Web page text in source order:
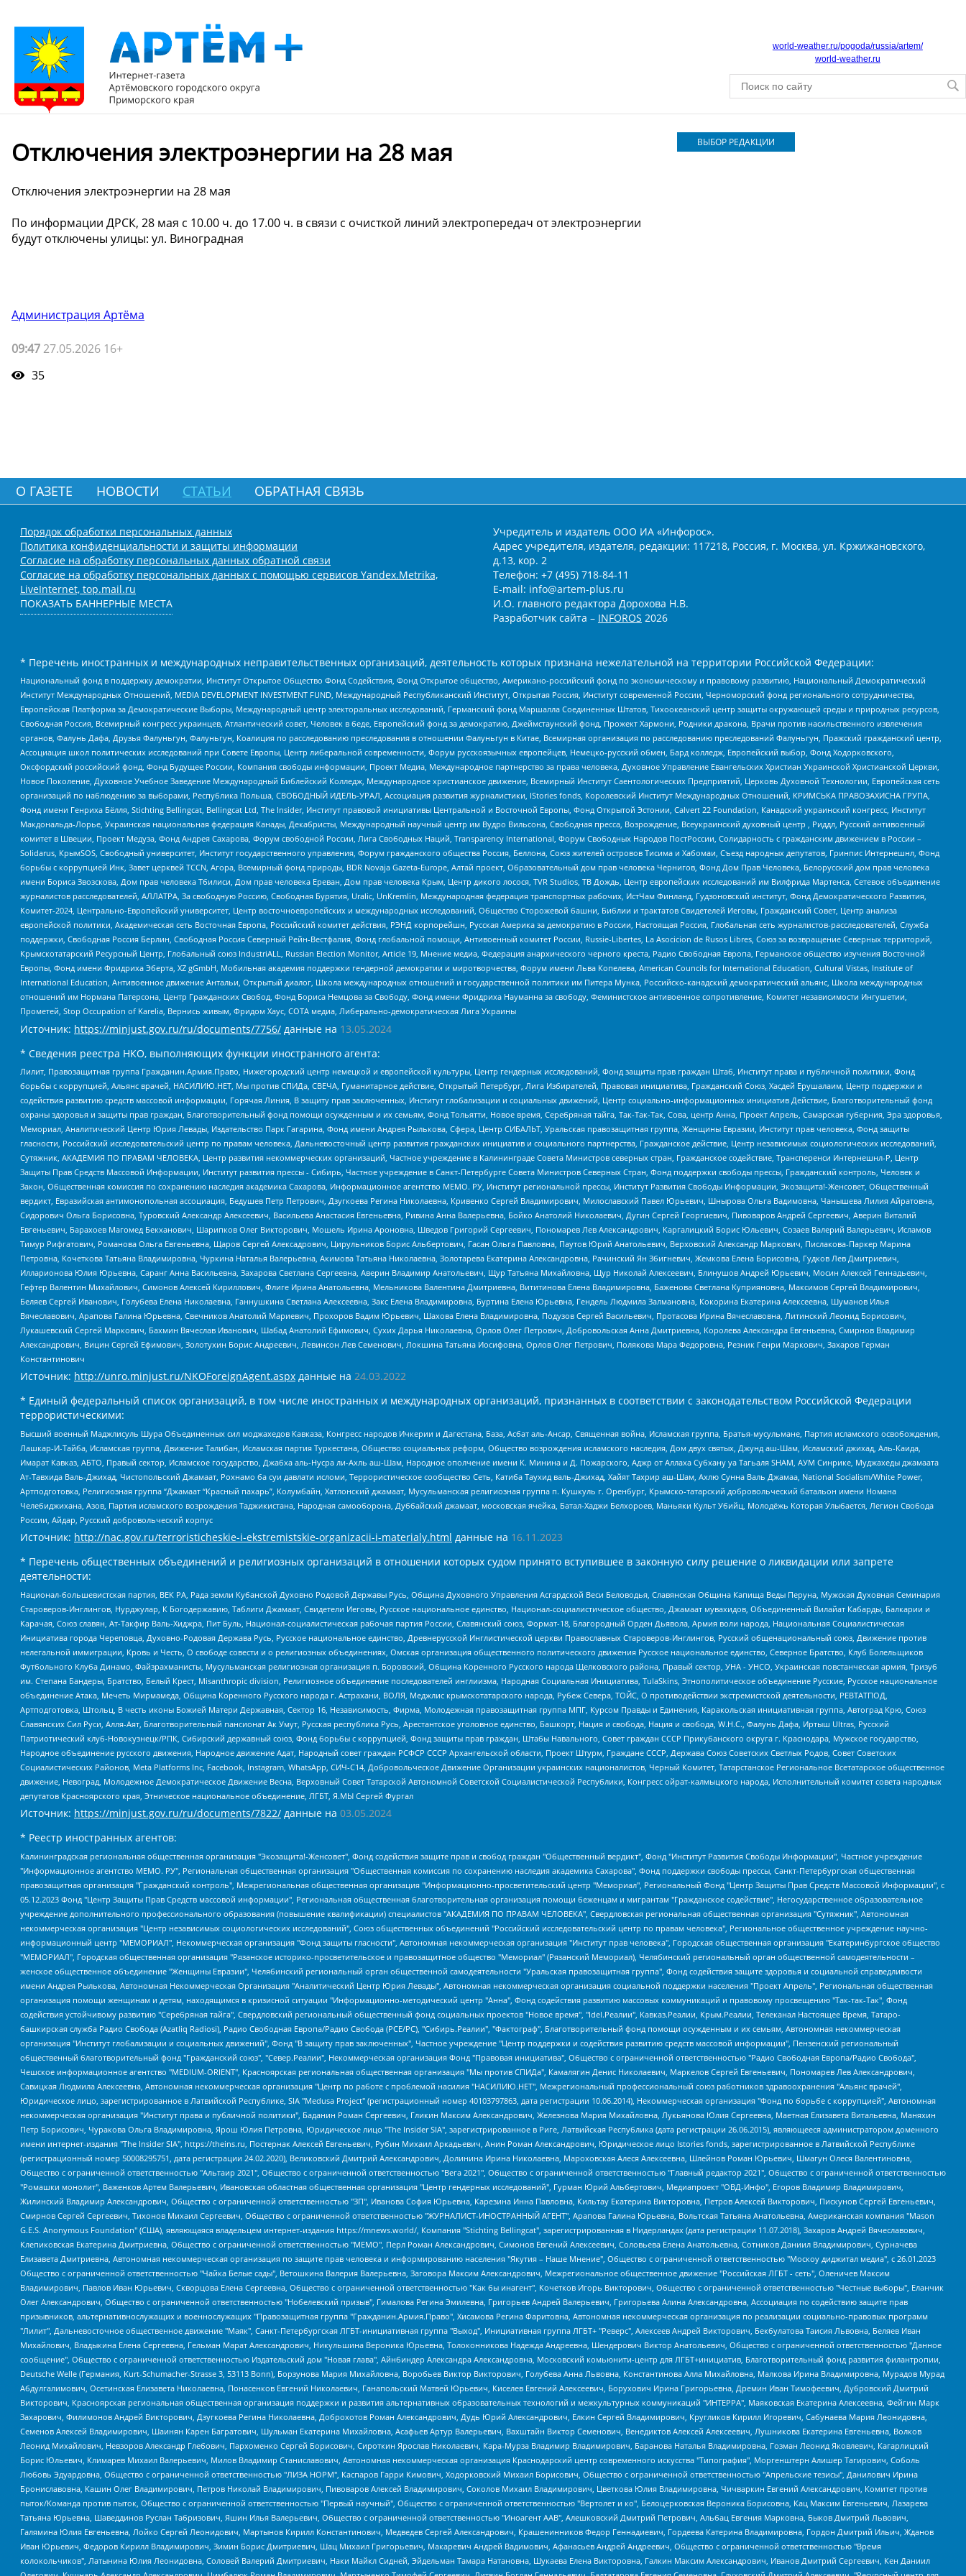
world-weather.ru/pogoda/russia/artem/
world-weather.ru
️Отключения электроэнергии на 28 мая
️Отключения электроэнергии на 28 мая
По информации ДРСК, 28 мая с 10.00 ч. до 17.00 ч. в связи с очисткой линий электропередач от электроэнергии
будут отключены улицы: ул. Виноградная
Администрация Артёма
09:47 27.05.2026 16+
35
ВЫБОР РЕДАКЦИИ
О ГАЗЕТЕ НОВОСТИ СТАТЬИ ОБРАТНАЯ СВЯЗЬ
Порядок обработки персональных данных
Политика конфиденциальности и защиты информации
Согласие на обработку персональных данных обратной связи
Согласие на обработку персональных данных с помощью сервисов Yandex.Metrika,
LiveInternet, top.mail.ru
ПОКАЗАТЬ БАННЕРНЫЕ МЕСТА
Учредитель и издатель ООО ИА «Инфорос».
Адрес учредителя, издателя, редакции: 117218, Россия, г. Москва, ул. Кржижановского,
д.13, кор. 2
Телефон: +7 (495) 718-84-11
E-mail: info@artem-plus.ru
И.О. главного редактора Дорохова Н.В.
Разработчик сайта – INFOROS 2026
* Перечень иностранных и международных неправительственных организаций, деятельность которых признана нежелательной на территории Российской Федерации:
Национальный фонд в поддержку демократии, Институт Открытое Общество Фонд Содействия, Фонд Открытое общество, Американо-российский фонд по экономическому и правовому развитию, Национальный Демократический
Институт Международных Отношений, MEDIA DEVELOPMENT INVESTMENT FUND, Международный Республиканский Институт, Открытая Россия, Институт современной России, Черноморский фонд регионального сотрудничества,
Европейская Платформа за Демократические Выборы, Международный центр электоральных исследований, Германский фонд Маршалла Соединенных Штатов, Тихоокеанский центр защиты окружающей среды и природных ресурсов,
Свободная Россия, Всемирный конгресс украинцев, Атлантический совет, Человек в беде, Европейский фонд за демократию, Джеймстаунский фонд, Прожект Хармони, Родники дракона, Врачи против насильственного извлечения
органов, Фалунь Дафа, Друзья Фалуньгун, Фалуньгун, Коалиция по расследованию преследования в отношении Фалуньгун в Китае, Всемирная организация по расследованию преследований Фалуньгун, Пражский гражданский центр,
Ассоциация школ политических исследований при Совете Европы, Центр либеральной современности, Форум русскоязычных европейцев, Немецко-русский обмен, Бард колледж, Европейский выбор, Фонд Ходорковского,
Оксфордский российский фонд, Фонд Будущее России, Компания свободы информации, Проект Медиа, Международное партнерство за права человека, Духовное Управление Евангельских Христиан Украинской Христианской Церкви,
Новое Поколение, Духовное Учебное Заведение Международный Библейский Колледж, Международное христианское движение, Всемирный Институт Саентологических Предприятий, Церковь Духовной Технологии, Европейская сеть
организаций по наблюдению за выборами, Республика Польша, СВОБОДНЫЙ ИДЕЛЬ-УРАЛ, Ассоциация развития журналистики, IStories fonds, Королевский Институт Международных Отношений, КРИМСЬКА ПРАВОЗАХИСНА ГРУПА,
Фонд имени Генриха Бёлля, Stichting Bellingcat, Bellingcat Ltd, The Insider, Институт правовой инициативы Центральной и Восточной Европы, Фонд Открытой Эстонии, Calvert 22 Foundation, Канадский украинский конгресс, Институт
Макдональда-Лорье, Украинская национальная федерация Канады, Декабристы, Международный научный центр им Вудро Вильсона, Свободная пресса, Возрождение, Всеукраинский духовный центр , Риддл, Русский антивоенный
комитет в Швеции, Проект Медуза, Фонд Андрея Сахарова, Форум свободной России, Лига Свободных Наций, Transparеncy International, Форум Свободных Народов ПостРоссии, Солидарность с гражданским движением в России –
Solidarus, КрымSOS, Свободный университет, Институт государственного управления, Форум гражданского общества Россия, Беллона, Союз жителей островов Тисима и Хабомаи, Съезд народных депутатов, Гринпис Интернешнл, Фонд
борьбы с коррупцией Инк, Завет церквей TCCN, Агора, Всемирный фонд природы, BDR Novaja Gazeta-Europe, Алтай проект, Образовательный дом прав человека Чернигов, Фонд Дом Прав Человека, Белорусский дом прав человека
имени Бориса Звозскова, Дом прав человека Тбилиси, Дом прав человека Ереван, Дом прав человека Крым, Центр дикого лосося, TVR Studios, ТВ Дождь, Центр европейских исследований им Вилфрида Мартенса, Сетевое объединение
журналистов расследователей, АЛЛАТРА, За свободную Россию, Свободная Бурятия, Uralic, UnKremlin, Международная федерация транспортных рабочих, ИстЧам Финланд, Гудзоновский институт, Фонд Демократического Развития,
Комитет-2024, Центрально-Европейский университет, Центр восточноевропейских и международных исследований, Общество Сторожевой башни, Библии и трактатов Свидетелей Иеговы, Гражданский Совет, Центр анализа
европейской политики, Академическая сеть Восточная Европа, Российский комитет действия, РЭНД корпорейшн, Русская Америка за демократию в России, Настоящая Россия, Глобальная сеть журналистов-расследователей, Служба
поддержки, Свободная Россия Берлин, Свободная Россия Северный Рейн-Вестфалия, Фонд глобальной помощи, Антивоенный комитет России, Russie-Libertes, La Asocicion de Rusos Libres, Союз за возвращение Северных территорий,
Крымскотатарский Ресурсный Центр, Глобальный союз IndustriALL, Russian Election Monitor, Article 19, Мнение медиа, Федерация анархического черного креста, Радио Свободная Европа, Германское общество изучения Восточной
Европы, Фонд имени Фридриха Эберта, XZ gGmbH, Мобильная академия поддержки гендерной демократии и миротворчества, Форум имени Льва Копелева, American Councils for International Education, Cultural Vistas, Institute of
International Education, Антивоенное движение Антальи, Открытый диалог, Школа международных отношений и государственной политики им Питера Мунка, Российско-канадский демократический альянс, Школа международных
отношений им Нормана Патерсона, Центр Гражданских Свобод, Фонд Бориса Немцова за Свободу, Фонд имени Фридриха Науманна за свободу, Феминистское антивоенное сопротивление, Комитет независимости Ингушетии,
Прометей, Stop Occupation of Karelia, Вернись живым, Фридом Хаус, СОТА медиа, Либерально-демократическая Лига Украины
Источник: https://minjust.gov.ru/ru/documents/7756/ данные на 13.05.2024
* Сведения реестра НКО, выполняющих функции иностранного агента:
Лилит, Правозащитная группа Гражданин.Армия.Право, Нижегородский центр немецкой и европейской культуры, Центр гендерных исследований, Фонд защиты прав граждан Штаб, Институт права и публичной политики, Фонд
борьбы с коррупцией, Альянс врачей, НАСИЛИЮ.НЕТ, Мы против СПИДа, СВЕЧА, Гуманитарное действие, Открытый Петербург, Лига Избирателей, Правовая инициатива, Гражданский Союз, Хасдей Ерушалаим, Центр поддержки и
содействия развитию средств массовой информации, Горячая Линия, В защиту прав заключенных, Институт глобализации и социальных движений, Центр социально-информационных инициатив Действие, Благотворительный фонд
охраны здоровья и защиты прав граждан, Благотворительный фонд помощи осужденным и их семьям, Фонд Тольятти, Новое время, Серебряная тайга, Так-Так-Так, Сова, центр Анна, Проект Апрель, Самарская губерния, Эра здоровья,
Мемориал, Аналитический Центр Юрия Левады, Издательство Парк Гагарина, Фонд имени Андрея Рылькова, Сфера, Центр СИБАЛЬТ, Уральская правозащитная группа, Женщины Евразии, Институт прав человека, Фонд защиты
гласности, Российский исследовательский центр по правам человека, Дальневосточный центр развития гражданских инициатив и социального партнерства, Гражданское действие, Центр независимых социологических исследований,
Сутяжник, АКАДЕМИЯ ПО ПРАВАМ ЧЕЛОВЕКА, Центр развития некоммерческих организаций, Частное учреждение в Калининграде Совета Министров северных стран, Гражданское содействие, Трансперенси Интернешнл-Р, Центр
Защиты Прав Средств Массовой Информации, Институт развития прессы - Сибирь, Частное учреждение в Санкт-Петербурге Совета Министров Северных Стран, Фонд поддержки свободы прессы, Гражданский контроль, Человек и
Закон, Общественная комиссия по сохранению наследия академика Сахарова, Информационное агентство МЕМО. РУ, Институт региональной прессы, Институт Развития Свободы Информации, Экозащита!-Женсовет, Общественный
вердикт, Евразийская антимонопольная ассоциация, Бедушев Петр Петрович, Дзугкоева Регина Николаевна, Кривенко Сергей Владимирович, Милославский Павел Юрьевич, Шнырова Ольга Вадимовна, Чанышева Лилия Айратовна,
Сидорович Ольга Борисовна, Туровский Александр Алексеевич, Васильева Анастасия Евгеньевна, Ривина Анна Валерьевна, Бойко Анатолий Николаевич, Дугин Сергей Георгиевич, Пивоваров Андрей Сергеевич, Аверин Виталий
Евгеньевич, Барахоев Магомед Бекханович, Шарипков Олег Викторович, Мошель Ирина Ароновна, Шведов Григорий Сергеевич, Пономарев Лев Александрович, Каргалицкий Борис Юльевич, Созаев Валерий Валерьевич, Исламов
Тимур Рифгатович, Романова Ольга Евгеньевна, Щаров Сергей Алексадрович, Цирульников Борис Альбертович, Гасан Ольга Павловна, Паутов Юрий Анатольевич, Верховский Александр Маркович, Пислакова-Паркер Марина
Петровна, Кочеткова Татьяна Владимировна, Чуркина Наталья Валерьевна, Акимова Татьяна Николаевна, Золотарева Екатерина Александровна, Рачинский Ян Збигневич, Жемкова Елена Борисовна, Гудков Лев Дмитриевич,
Илларионова Юлия Юрьевна, Саранг Анна Васильевна, Захарова Светлана Сергеевна, Аверин Владимир Анатольевич, Щур Татьяна Михайловна, Щур Николай Алексеевич, Блинушов Андрей Юрьевич, Мосин Алексей Геннадьевич,
Гефтер Валентин Михайлович, Симонов Алексей Кириллович, Флиге Ирина Анатольевна, Мельникова Валентина Дмитриевна, Вититинова Елена Владимировна, Баженова Светлана Куприяновна, Максимов Сергей Владимирович,
Беляев Сергей Иванович, Голубева Елена Николаевна, Ганнушкина Светлана Алексеевна, Закс Елена Владимировна, Буртина Елена Юрьевна, Гендель Людмила Залмановна, Кокорина Екатерина Алексеевна, Шуманов Илья
Вячеславович, Арапова Галина Юрьевна, Свечников Анатолий Мариевич, Прохоров Вадим Юрьевич, Шахова Елена Владимировна, Подузов Сергей Васильевич, Протасова Ирина Вячеславовна, Литинский Леонид Борисович,
Лукашевский Сергей Маркович, Бахмин Вячеслав Иванович, Шабад Анатолий Ефимович, Сухих Дарья Николаевна, Орлов Олег Петрович, Добровольская Анна Дмитриевна, Королева Александра Евгеньевна, Смирнов Владимир
Александрович, Вицин Сергей Ефимович, Золотухин Борис Андреевич, Левинсон Лев Семенович, Локшина Татьяна Иосифовна, Орлов Олег Петрович, Полякова Мара Федоровна, Резник Генри Маркович, Захаров Герман
Константинович
Источник: http://unro.minjust.ru/NKOForeignAgent.aspx данные на 24.03.2022
* Единый федеральный список организаций, в том числе иностранных и международных организаций, признанных в соответствии с законодательством Российской Федерации
террористическими:
Высший военный Маджлисуль Шура Объединенных сил моджахедов Кавказа, Конгресс народов Ичкерии и Дагестана, База, Асбат аль-Ансар, Священная война, Исламская группа, Братья-мусульмане, Партия исламского освобождения,
Лашкар-И-Тайба, Исламская группа, Движение Талибан, Исламская партия Туркестана, Общество социальных реформ, Общество возрождения исламского наследия, Дом двух святых, Джунд аш-Шам, Исламский джихад, Аль-Каида,
Имарат Кавказ, АБТО, Правый сектор, Исламское государство, Джабха аль-Нусра ли-Ахль аш-Шам, Народное ополчение имени К. Минина и Д. Пожарского, Аджр от Аллаха Субхану уа Тагьаля SHAM, АУМ Синрике, Муджахеды джамаата
Ат-Тавхида Валь-Джихад, Чистопольский Джамаат, Рохнамо ба суи давлати исломи, Террористическое сообщество Сеть, Катиба Таухид валь-Джихад, Хайят Тахрир аш-Шам, Ахлю Сунна Валь Джамаа, National Socialism/White Power,
Артподготовка, Религиозная группа “Джамаат “Красный пахарь”, Колумбайн, Хатлонский джамаат, Мусульманская религиозная группа п. Кушкуль г. Оренбург, Крымско-татарский добровольческий батальон имени Номана
Челебиджихана, Азов, Партия исламского возрождения Таджикистана, Народная самооборона, Дуббайский джамаат, московская ячейка, Батал-Хаджи Белхороев, Маньяки Культ Убийц, Молодёжь Которая Улыбается, Легион Свобода
России, Айдар, Русский добровольческий корпус
Источник: http://nac.gov.ru/terroristicheskie-i-ekstremistskie-organizacii-i-materialy.html данные на 16.11.2023
* Перечень общественных объединений и религиозных организаций в отношении которых судом принято вступившее в законную силу решение о ликвидации или запрете
деятельности:
Национал-большевистская партия, ВЕК РА, Рада земли Кубанской Духовно Родовой Державы Русь, Община Духовного Управления Асгардской Веси Беловодья, Славянская Община Капища Веды Перуна, Мужская Духовная Семинария
Староверов-Инглингов, Нурджулар, К Богодержавию, Таблиги Джамаат, Свидетели Иеговы, Русское национальное единство, Национал-социалистическое общество, Джамаат мувахидов, Объединенный Вилайат Кабарды, Балкарии и
Карачая, Союз славян, Ат-Такфир Валь-Хиджра, Пит Буль, Национал-социалистическая рабочая партия России, Славянский союз, Формат-18, Благородный Орден Дьявола, Армия воли народа, Национальная Социалистическая
Инициатива города Череповца, Духовно-Родовая Держава Русь, Русское национальное единство, Древнерусской Инглистической церкви Православных Староверов-Инглингов, Русский общенациональный союз, Движение против
нелегальной иммиграции, Кровь и Честь, О свободе совести и о религиозных объединениях, Омская организация общественного политического движения Русское национальное единство, Северное Братство, Клуб Болельщиков
Футбольного Клуба Динамо, Файзрахманисты, Мусульманская религиозная организация п. Боровский, Община Коренного Русского народа Щелковского района, Правый сектор, УНА - УНСО, Украинская повстанческая армия, Тризуб
им. Степана Бандеры, Братство, Белый Крест, Misanthropic division, Религиозное объединение последователей инглиизма, Народная Социальная Инициатива, TulaSkins, Этнополитическое объединение Русские, Русское национальное
объединение Атака, Мечеть Мирмамеда, Община Коренного Русского народа г. Астрахани, ВОЛЯ, Меджлис крымскотатарского народа, Рубеж Севера, ТОЙС, О противодействии экстремистской деятельности, РЕВТАТПОД,
Артподготовка, Штольц, В честь иконы Божией Матери Державная, Сектор 16, Независимость, Фирма, Молодежная правозащитная группа МПГ, Курсом Правды и Единения, Каракольская инициативная группа, Автоград Крю, Союз
Славянских Сил Руси, Алля-Аят, Благотворительный пансионат Ак Умут, Русская республика Русь, Арестантское уголовное единство, Башкорт, Нация и свобода, Нация и свобода, W.H.С., Фалунь Дафа, Иртыш Ultras, Русский
Патриотический клуб-Новокузнецк/РПК, Сибирский державный союз, Фонд борьбы с коррупцией, Фонд защиты прав граждан, Штабы Навального, Совет граждан СССР Прикубанского округа г. Краснодара, Мужское государство,
Народное объединение русского движения, Народное движение Адат, Народный совет граждан РСФСР СССР Архангельской области, Проект Штурм, Граждане СССР, Держава Союз Советских Светлых Родов, Совет Советских
Социалистических Районов, Meta Platforms Inc, Facebook, Instagram, WhatsApp, СИЧ-С14, Добровольческое Движение Организации украинских националистов, Черный Комитет, Татарстанское Региональное Всетатарское общественное
движение, Невоград, Молодежное Демократическое Движение Весна, Верховный Совет Татарской Автономной Советской Социалистической Республики, Конгресс ойрат-калмыцкого народа, Исполнительный комитет совета народных
депутатов Красноярского края, Этническое национальное объединение, ЛГБТ, Я.МЫ Сергей Фургал
Источник: https://minjust.gov.ru/ru/documents/7822/ данные на 03.05.2024
* Реестр иностранных агентов:
Калининградская региональная общественная организация "Экозащита!-Женсовет", Фонд содействия защите прав и свобод граждан "Общественный вердикт", Фонд "Институт Развития Свободы Информации", Частное учреждение "Информационное агентство МЕМО. РУ", Региональная общественная организация "Общественная комиссия по сохранению наследия академика Сахарова", Фонд поддержки свободы прессы, Санкт-Петербургская общественная правозащитная организация "Гражданский контроль", Межрегиональная общественная организация "Информационно-просветительский центр "Мемориал", Региональный Фонд "Центр Защиты Прав Средств Массовой Информации", с 05.12.2023 Фонд "Центр Защиты Прав Средств массовой информации", Региональная общественная благотворительная организация помощи беженцам и мигрантам "Гражданское содействие", Негосударственное образовательное учреждение дополнительного профессионального образования (повышение квалификации) специалистов "АКАДЕМИЯ ПО ПРАВАМ ЧЕЛОВЕКА", Свердловская региональная общественная организация "Сутяжник", Автономная некоммерческая организация "Центр независимых социологических исследований", Союз общественных объединений "Российский исследовательский центр по правам человека", Региональное общественное учреждение научно-информационный центр "МЕМОРИАЛ", Некоммерческая организация "Фонд защиты гласности", Автономная некоммерческая организация "Институт прав человека", Городская общественная организация "Екатеринбургское общество "МЕМОРИАЛ", Городская общественная организация "Рязанское историко-просветительское и правозащитное общество "Мемориал" (Рязанский Мемориал), Челябинский региональный орган общественной самодеятельности – женское общественное объединение "Женщины Евразии", Челябинский региональный орган общественной самодеятельности "Уральская правозащитная группа", Фонд содействия защите здоровья и социальной справедливости имени Андрея Рылькова, Автономная Некоммерческая Организация "Аналитический Центр Юрия Левады", Автономная некоммерческая организация социальной поддержки населения "Проект Апрель", Региональная общественная организация помощи женщинам и детям, находящимся в кризисной ситуации "Информационно-методический центр "Анна", Фонд содействия развитию массовых коммуникаций и правовому просвещению "Так-так-Так", Фонд содействия устойчивому развитию "Серебряная тайга", Свердловский региональный общественный фонд социальных проектов "Новое время", "Idel.Реалии", Кавказ.Реалии, Крым.Реалии, Телеканал Настоящее Время, Татаро-башкирская служба Радио Свобода (Azatliq Radiosi), Радио Свободная Европа/Радио Свобода (PCE/PC), "Сибирь.Реалии", "Фактограф", Благотворительный фонд помощи осужденным и их семьям, Автономная некоммерческая организация "Институт глобализации и социальных движений", Фонд "В защиту прав заключенных", Частное учреждение "Центр поддержки и содействия развитию средств массовой информации", Пензенский региональный общественный благотворительный фонд "Гражданский союз", "Север.Реалии", Некоммерческая организация Фонд "Правовая инициатива", Общество с ограниченной ответственностью "Радио Свободная Европа/Радио Свобода", Чешское информационное агентство "MEDIUM-ORIENT", Красноярская региональная общественная организация "Мы против СПИДа", Камалягин Денис Николаевич, Маркелов Сергей Евгеньевич, Пономарев Лев Александрович, Савицкая Людмила Алексеевна, Автономная некоммерческая организация "Центр по работе с проблемой насилия "НАСИЛИЮ.НЕТ", Межрегиональный профессиональный союз работников здравоохранения "Альянс врачей", Юридическое лицо, зарегистрированное в Латвийской Республике, SIA "Medusa Project" (регистрационный номер 40103797863, дата регистрации 10.06.2014), Некоммерческая организация "Фонд по борьбе с коррупцией", Автономная некоммерческая организация "Институт права и публичной политики", Баданин Роман Сергеевич, Гликин Максим Александрович, Железнова Мария Михайловна, Лукьянова Юлия Сергеевна, Маетная Елизавета Витальевна, Маняхин Петр Борисович, Чуракова Ольга Владимировна, Ярош Юлия Петровна, Юридическое лицо "The Insider SIA", зарегистрированное в Риге, Латвийская Республика (дата регистрации 26.06.2015), являющееся администратором доменного имени интернет-издания "The Insider SIA", https://theins.ru, Постернак Алексей Евгеньевич, Рубин Михаил Аркадьевич, Анин Роман Александрович, Юридическое лицо Istories fonds, зарегистрированное в Латвийской Республике (регистрационный номер 50008295751, дата регистрации 24.02.2020), Великовский Дмитрий Александрович, Долинина Ирина Николаевна, Мароховская Алеся Алексеевна, Шлейнов Роман Юрьевич, Шмагун Олеся Валентиновна, Общество с ограниченной ответственностью "Альтаир 2021", Общество с ограниченной ответственностью "Вега 2021", Общество с ограниченной ответственностью "Главный редактор 2021", Общество с ограниченной ответственностью "Ромашки монолит", Важенков Артем Валерьевич, Ивановская областная общественная организация "Центр гендерных исследований", Гурман Юрий Альбертович, Медиапроект "ОВД-Инфо", Егоров Владимир Владимирович, Жилинский Владимир Александрович, Общество с ограниченной ответственностью "ЗП", Иванова София Юрьевна, Карезина Инна Павловна, Кильтау Екатерина Викторовна, Петров Алексей Викторович, Пискунов Сергей Евгеньевич, Смирнов Сергей Сергеевич, Тихонов Михаил Сергеевич, Общество с ограниченной ответственностью "ЖУРНАЛИСТ-ИНОСТРАННЫЙ АГЕНТ", Арапова Галина Юрьевна, Вольтская Татьяна Анатольевна, Американская компания "Mason G.E.S. Anonymous Foundation" (США), являющаяся владельцем интернет-издания https://mnews.world/, Компания "Stichting Bellingcat", зарегистрированная в Нидерландах (дата регистрации 11.07.2018), Захаров Андрей Вячеславович, Клепиковская Екатерина Дмитриевна, Общество с ограниченной ответственностью "МЕМО", Перл Роман Александрович, Симонов Евгений Алексеевич, Соловьева Елена Анатольевна, Сотников Даниил Владимирович, Сурначева Елизавета Дмитриевна, Автономная некоммерческая организация по защите прав человека и информированию населения "Якутия – Наше Мнение", Общество с ограниченной ответственностью "Москоу диджитал медиа", с 26.01.2023 Общество с ограниченной ответственностью "Чайка Белые сады", Ветошкина Валерия Валерьевна, Заговора Максим Александрович, Межрегиональное общественное движение "Российская ЛГБТ - сеть", Оленичев Максим Владимирович, Павлов Иван Юрьевич, Скворцова Елена Сергеевна, Общество с ограниченной ответственностью "Как бы инагент", Кочетков Игорь Викторович, Общество с ограниченной ответственностью "Честные выборы", Еланчик Олег Александрович, Общество с ограниченной ответственностью "Нобелевский призыв", Гималова Регина Эмилевна, Григорьев Андрей Валерьевич, Григорьева Алина Александровна, Ассоциация по содействию защите прав призывников, альтернативнослужащих и военнослужащих "Правозащитная группа "Гражданин.Армия.Право", Хисамова Регина Фаритовна, Автономная некоммерческая организация по реализации социально-правовых программ "Лилит", Дальневосточное общественное движение "Маяк", Санкт-Петербургская ЛГБТ-инициативная группа "Выход", Инициативная группа ЛГБТ+ "Реверс", Алексеев Андрей Викторович, Бекбулатова Таисия Львовна, Беляев Иван Михайлович, Владыкина Елена Сергеевна, Гельман Марат Александрович, Никульшина Вероника Юрьевна, Толоконникова Надежда Андреевна, Шендерович Виктор Анатольевич, Общество с ограниченной ответственностью "Данное сообщение", Общество с ограниченной ответственностью Издательский дом "Новая глава", Айнбиндер Александра Александровна, Московский комьюнити-центр для ЛГБТ+инициатив, Благотворительный фонд развития филантропии, Deutsche Welle (Германия, Kurt-Schumacher-Strasse 3, 53113 Bonn), Борзунова Мария Михайловна, Воробьев Виктор Викторович, Голубева Анна Львовна, Константинова Алла Михайловна, Малкова Ирина Владимировна, Мурадов Мурад Абдулгалимович, Осетинская Елизавета Николаевна, Понасенков Евгений Николаевич, Ганапольский Матвей Юрьевич, Киселев Евгений Алексеевич, Борухович Ирина Григорьевна, Дремин Иван Тимофеевич, Дубровский Дмитрий Викторович, Красноярская региональная общественная организация поддержки и развития альтернативных образовательных технологий и межкультурных коммуникаций "ИНТЕРРА", Маяковская Екатерина Алексеевна, Фейгин Марк Захарович, Филимонов Андрей Викторович, Дзугкоева Регина Николаевна, Доброхотов Роман Александрович, Дудь Юрий Александрович, Елкин Сергей Владимирович, Кругликов Кирилл Игоревич, Сабунаева Мария Леонидовна, Семенов Алексей Владимирович, Шаинян Карен Багратович, Шульман Екатерина Михайловна, Асафьев Артур Валерьевич, Вахштайн Виктор Семенович, Венедиктов Алексей Алексеевич, Лушникова Екатерина Евгеньевна, Волков Леонид Михайлович, Невзоров Александр Глебович, Пархоменко Сергей Борисович, Сироткин Ярослав Николаевич, Кара-Мурза Владимир Владимирович, Баранова Наталья Владимировна, Гозман Леонид Яковлевич, Кагарлицкий Борис Юльевич, Климарев Михаил Валерьевич, Милов Владимир Станиславович, Автономная некоммерческая организация Краснодарский центр современного искусства "Типография", Моргенштерн Алишер Тагирович, Соболь Любовь Эдуардовна, Общество с ограниченной ответственностью "ЛИЗА НОРМ", Каспаров Гарри Кимович, Ходорковский Михаил Борисович, Общество с ограниченной ответственностью "Апрельские тезисы", Данилович Ирина Брониславовна, Кашин Олег Владимирович, Петров Николай Владимирович, Пивоваров Алексей Владимирович, Соколов Михаил Владимирович, Цветкова Юлия Владимировна, Чичваркин Евгений Александрович, Комитет против пыток/Команда против пыток, Общество с ограниченной ответственностью "Первый научный", Общество с ограниченной ответственностью "Вертолет и ко", Белоцерковская Вероника Борисовна, Кац Максим Евгеньевич, Лазарева Татьяна Юрьевна, Шаведдинов Руслан Табризович, Яшин Илья Валерьевич, Общество с ограниченной ответственностью "Иноагент ААВ", Алешковский Дмитрий Петрович, Альбац Евгения Марковна, Быков Дмитрий Львович, Галямина Юлия Евгеньевна, Лойко Сергей Леонидович, Мартынов Кирилл Константинович, Медведев Сергей Александрович, Крашенинников Федор Геннадиевич, Гордеева Катерина Вл